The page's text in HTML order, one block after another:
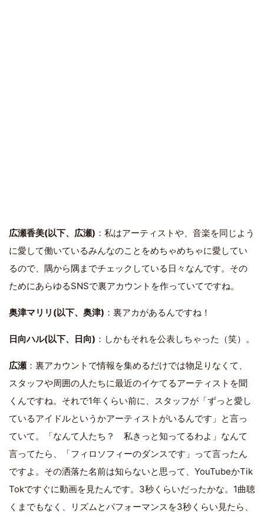
広瀬香美(以下、広瀬) ：私はアーティストや、音楽を同じよう
に愛して働いているみんなのことをめちゃめちゃに愛してい
るので、隅から隅までチェックしている日々なんです。その
ためにあらゆるSNSで裏アカウントを作っていてですね。
奥津マリリ(以下、奥津) ：裏アカがあるんですね！
日向ハル(以下、日向) ：しかもそれを公表しちゃった（笑）。
広瀬 ：裏アカウントで情報を集めるだけでは物足りなくて、
スタッフや周囲の人たちに最近のイケてるアーティストを聞
くんですね。それで1年くらい前に、スタッフが「ずっと愛し
ているアイドルというかアーティストがいるんです」と言っ
ていて。「なんて人たち？ 私きっと知ってるわよ」なんて
言ってたら、「フィロソフィーのダンスです」って言ったん
ですよ。その洒落た名前は知らないと思って、YouTubeかTik
Tokですぐに動画を見たんです。3秒くらいだったかな。1曲聴
くまでもなく、リズムとパフォーマンスを3秒くらい見たら、